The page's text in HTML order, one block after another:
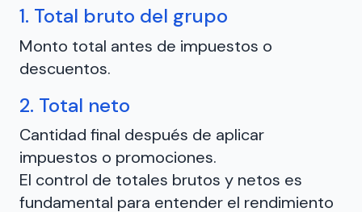
1. Total bruto del grupo
Monto total antes de impuestos o
descuentos.
2. Total neto
Cantidad final después de aplicar
impuestos o promociones.
El control de totales brutos y netos es
fundamental para entender el rendimiento